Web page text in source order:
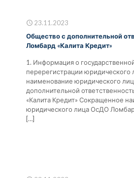
23.11.2023
Общество с дополнительной
Ломбард «Калита Кредит»
1. Информация о
перерегистрации юридического
наименование юридического
дополнительной
«Калита Кредит» Сокращенное
юридического лица ОсДО
[…]